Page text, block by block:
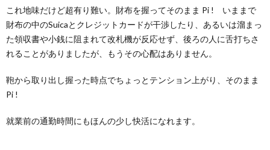
これ地味だけど超有り難い。財布を握ってそのまま Pi ! いままで
財布の中のSuicaとクレジットカードが干渉したり、あるいは溜まっ
た領収書や小銭に阻まれて改札機が反応せず、後ろの人に舌打ちさ
れることがありましたが、もうその心配はありません。
鞄から取り出し握った時点でちょっとテンション上がり、そのまま
Pi !
就業前の通勤時間にもほんの少し快活になれます。